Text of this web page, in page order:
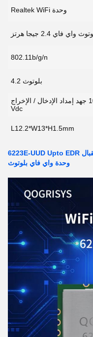
وحدة Realtek WiFi
فاي 2.4 جيجا هرتز
802.11b/g/n
بلوتوث 4.2
3.3 ± 10٪ جهد إمداد الإدخال / الإخراج
Vdc
L12.2*W13*H1.5mm
150Mbps 1x1 RF وحدة الإرسال والاستقبال 6223E-UUD Upto EDR
وحدة واي فاي بلوتوث